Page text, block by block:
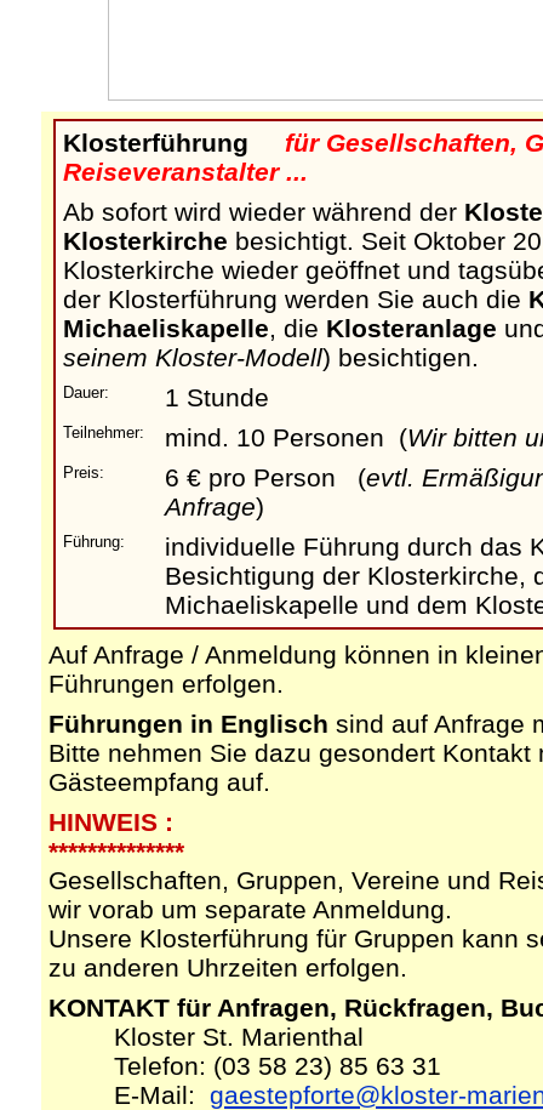
Klosterführung
für Gesellschaften,
Reiseveranstalter ...
Ab sofort wird wieder während der
Klosterkirche besichtigt. Seit Oktober
Klosterkirche wieder geöffnet und
der Klosterführung werden Sie auch die
Michaeliskapelle, die Klosteranlage
seinem Kloster-Modell) besichtigen.
Dauer: 1 Stunde
Teilnehmer: mind. 10 Personen (Wir bitten
Preis: 6 € pro Person (evtl.
Anfrage)
Führung:
individuelle Führung durch das
Besichtigung der Klosterkirche,
Michaeliskapelle und dem
Auf Anfrage / Anmeldung können in
Führungen erfolgen.
Führungen in Englisch sind auf Anfrage
Bitte nehmen Sie dazu gesondert Kontakt
Gästeempfang auf.
HINWEIS :
**************
Gesellschaften, Gruppen, Vereine und
wir vorab um separate Anmeldung.
Unsere Klosterführung für Gruppen kann
zu anderen Uhrzeiten erfolgen.
KONTAKT für Anfragen, Rückfragen,
Kloster St. Marienthal
Telefon: (03 58 23) 85 63 31
E-Mail: gaestepforte@kloster-